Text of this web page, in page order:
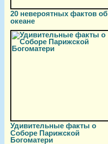
20 невероятных фактов об
океане
Удивительные факты о
Соборе Парижской
Богоматери